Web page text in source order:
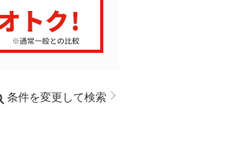
条件を変更して検索